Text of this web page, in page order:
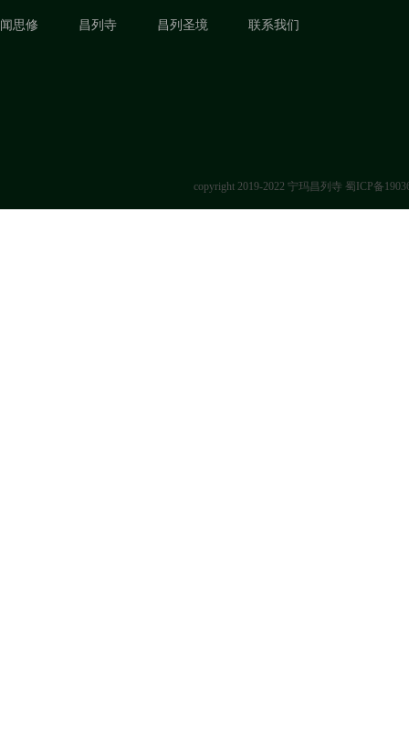
闻思修 昌列寺 昌列圣境 联系我们
copyright 2019-2022 宁玛昌列寺 蜀ICP备